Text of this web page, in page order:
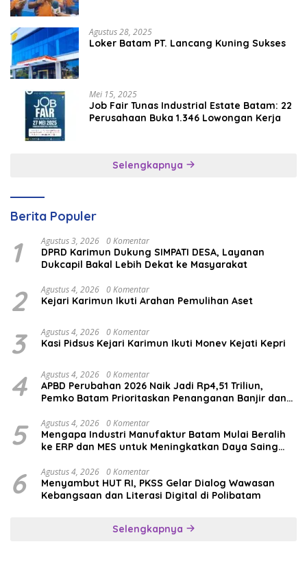
Agustus 28, 2025
Loker Batam PT. Lancang Kuning Sukses
Mei 15, 2025
Job Fair Tunas Industrial Estate Batam: 22
Perusahaan Buka 1.346 Lowongan Kerja
Selengkapnya
Berita Populer
1 Agustus 3, 2026 0 Komentar
DPRD Karimun Dukung SIMPATI DESA, Layanan
Dukcapil Bakal Lebih Dekat ke Masyarakat
2 Agustus 4, 2026 0 Komentar
Kejari Karimun Ikuti Arahan Pemulihan Aset
3 Agustus 4, 2026 0 Komentar
Kasi Pidsus Kejari Karimun Ikuti Monev Kejati Kepri
4 Agustus 4, 2026 0 Komentar
APBD Perubahan 2026 Naik Jadi Rp4,51 Triliun,
Pemko Batam Prioritaskan Penanganan Banjir dan
5 Agustus 4, 2026 0 Komentar
Mengapa Industri Manufaktur Batam Mulai Beralih
ke ERP dan MES untuk Meningkatkan Daya Saing
6 Agustus 4, 2026 0 Komentar
Menyambut HUT RI, PKSS Gelar Dialog Wawasan
Kebangsaan dan Literasi Digital di Polibatam
Selengkapnya